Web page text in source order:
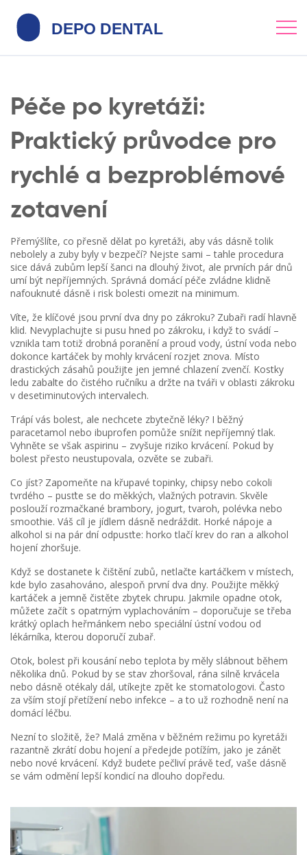
Péče po kyretáži:
Praktický průvodce pro
rychlé a bezproblémové
zotavení
Přemýšlíte, co přesně dělat po kyretáži, aby vás dásně tolik
nebolely a zuby byly v bezpečí? Nejste sami – tahle procedura
sice dává zubům lepší šanci na dlouhý život, ale prvních pár dnů
umí být nepříjemných. Správná domácí péče zvládne klidně
nafouknuté dásně i risk bolesti omezit na minimum.
Víte, že klíčové jsou první dva dny po zákroku? Zubaři radí hlavně
klid. Nevyplachujte si pusu hned po zákroku, i když to svádí –
vznikla tam totiž drobná poranění a proud vody, ústní voda nebo
dokonce kartáček by mohly krvácení rozjet znova. Místo
drastických zásahů použijte jen jemné chlazení zvenčí. Kostky
ledu zabalte do čistého ručníku a držte na tváři v oblasti zákroku
v desetiminutových intervalech.
Trápí vás bolest, ale nechcete zbytečně léky? I běžný
paracetamol nebo ibuprofen pomůže snížit nepříjemný tlak.
Vyhněte se však aspirinu – zvyšuje riziko krvácení. Pokud by
bolest přesto neustupovala, ozvěte se zubaři.
Co jíst? Zapomeňte na křupavé topinky, chipsy nebo cokoli
tvrdého – pusťte se do měkkých, vlažných potravin. Skvěle
poslouží rozmačkané brambory, jogurt, tvaroh, polévka nebo
smoothie. Váš cíl je jídlem dásně nedráždit. Horké nápoje a
alkohol si na pár dní odpusťte: horko tlačí krev do ran a alkohol
hojení zhoršuje.
Když se dostanete k čištění zubů, netlačte kartáčkem v místech,
kde bylo zasahováno, alespoň první dva dny. Použijte měkký
kartáček a jemně čistěte zbytek chrupu. Jakmile opadne otok,
můžete začít s opatrným vyplachováním – doporučuje se třeba
krátký oplach heřmánkem nebo speciální ústní vodou od
lékárníka, kterou doporučí zubař.
Otok, bolest při kousání nebo teplota by měly slábnout během
několika dnů. Pokud by se stav zhoršoval, rána silně krvácela
nebo dásně otékaly dál, utíkejte zpět ke stomatologovi. Často
za vším stojí přetížení nebo infekce – a to už rozhodně není na
domácí léčbu.
Nezní to složitě, že? Malá změna v běžném režimu po kyretáži
razantně zkrátí dobu hojení a předejde potížím, jako je zánět
nebo nové krvácení. Když budete pečliví právě teď, vaše dásně
se vám odmění lepší kondicí na dlouho dopředu.